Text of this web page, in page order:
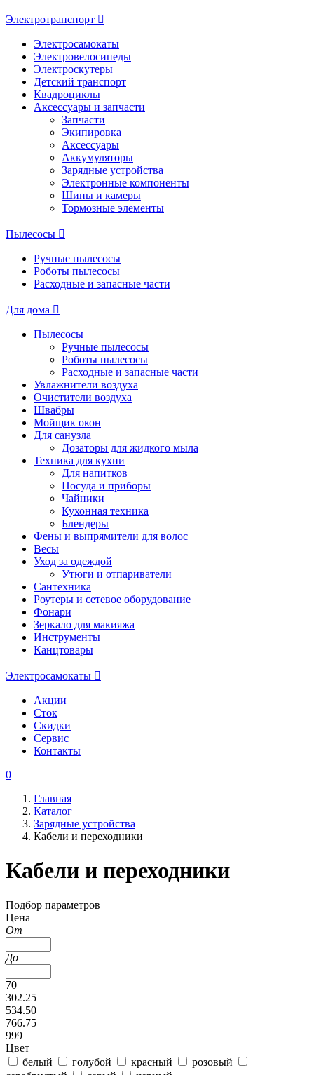
Электротранспорт
Электросамокаты
Электровелосипеды
Электроскутеры
Детский транспорт
Квадроциклы
Аксессуары и запчасти
Запчасти
Экипировка
Аксессуары
Аккумуляторы
Зарядные устройства
Электронные компоненты
Шины и камеры
Тормозные элементы
Пылесосы
Ручные пылесосы
Роботы пылесосы
Расходные и запасные части
Для дома
Пылесосы
Ручные пылесосы
Роботы пылесосы
Расходные и запасные части
Увлажнители воздуха
Очистители воздуха
Швабры
Мойщик окон
Для санузла
Дозаторы для жидкого мыла
Техника для кухни
Для напитков
Посуда и приборы
Чайники
Кухонная техника
Блендеры
Фены и выпрямители для волос
Весы
Уход за одеждой
Утюги и отпариватели
Сантехника
Роутеры и сетевое оборудование
Фонари
Зеркало для макияжа
Инструменты
Канцтовары
Электросамокаты
Акции
Сток
Скидки
Сервис
Контакты
0
Главная
Каталог
Зарядные устройства
Кабели и переходники
Кабели и переходники
Подбор параметров
Цена
От
До
70
302.25
534.50
766.75
999
Цвет
белый
голубой красный
розовый